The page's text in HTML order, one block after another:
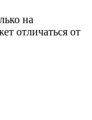
на
отличаться от